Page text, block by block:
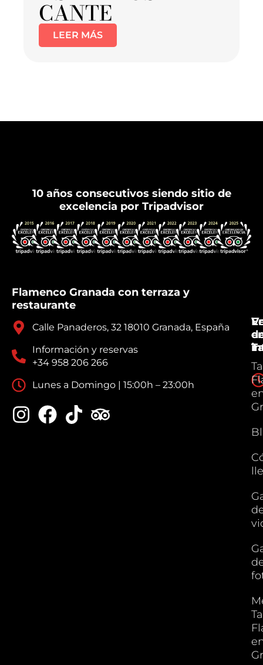
CANTE
LEER MÁS
10 años consecutivos siendo sitio de
excelencia por Tripadvisor
Flamenco Granada con terraza y
restaurante
Calle Panaderos, 32 18010 Granada, España
Información y reservas
+34 958 206 266
Lunes a Domingo | 15:00h – 23:00h